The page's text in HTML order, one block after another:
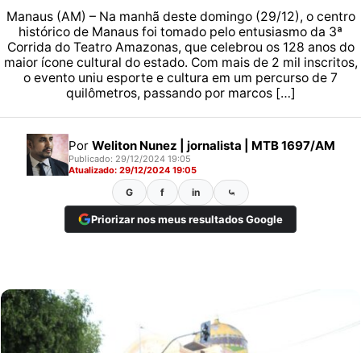
Manaus (AM) – Na manhã deste domingo (29/12), o centro
histórico de Manaus foi tomado pelo entusiasmo da 3ª
Corrida do Teatro Amazonas, que celebrou os 128 anos do
maior ícone cultural do estado. Com mais de 2 mil inscritos,
o evento uniu esporte e cultura em um percurso de 7
quilômetros, passando por marcos […]
Por Weliton Nunez | jornalista | MTB 1697/AM
Publicado: 29/12/2024 19:05
Atualizado: 29/12/2024 19:05
G f in ⤿
Priorizar nos meus resultados Google